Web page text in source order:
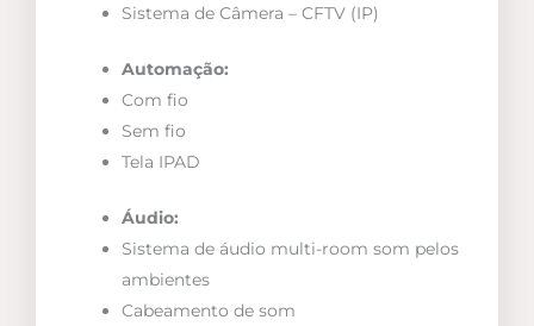
Sistema de Câmera – CFTV (IP)
Automação:
Com fio
Sem fio
Tela IPAD
Áudio:
Sistema de áudio multi-room som pelos
ambientes
Cabeamento de som